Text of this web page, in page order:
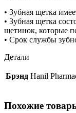
• Зубная щетка
• Зубная щетка
щетинок, которые
• Срок службы
Детали
Брэнд Hanil
Похожие